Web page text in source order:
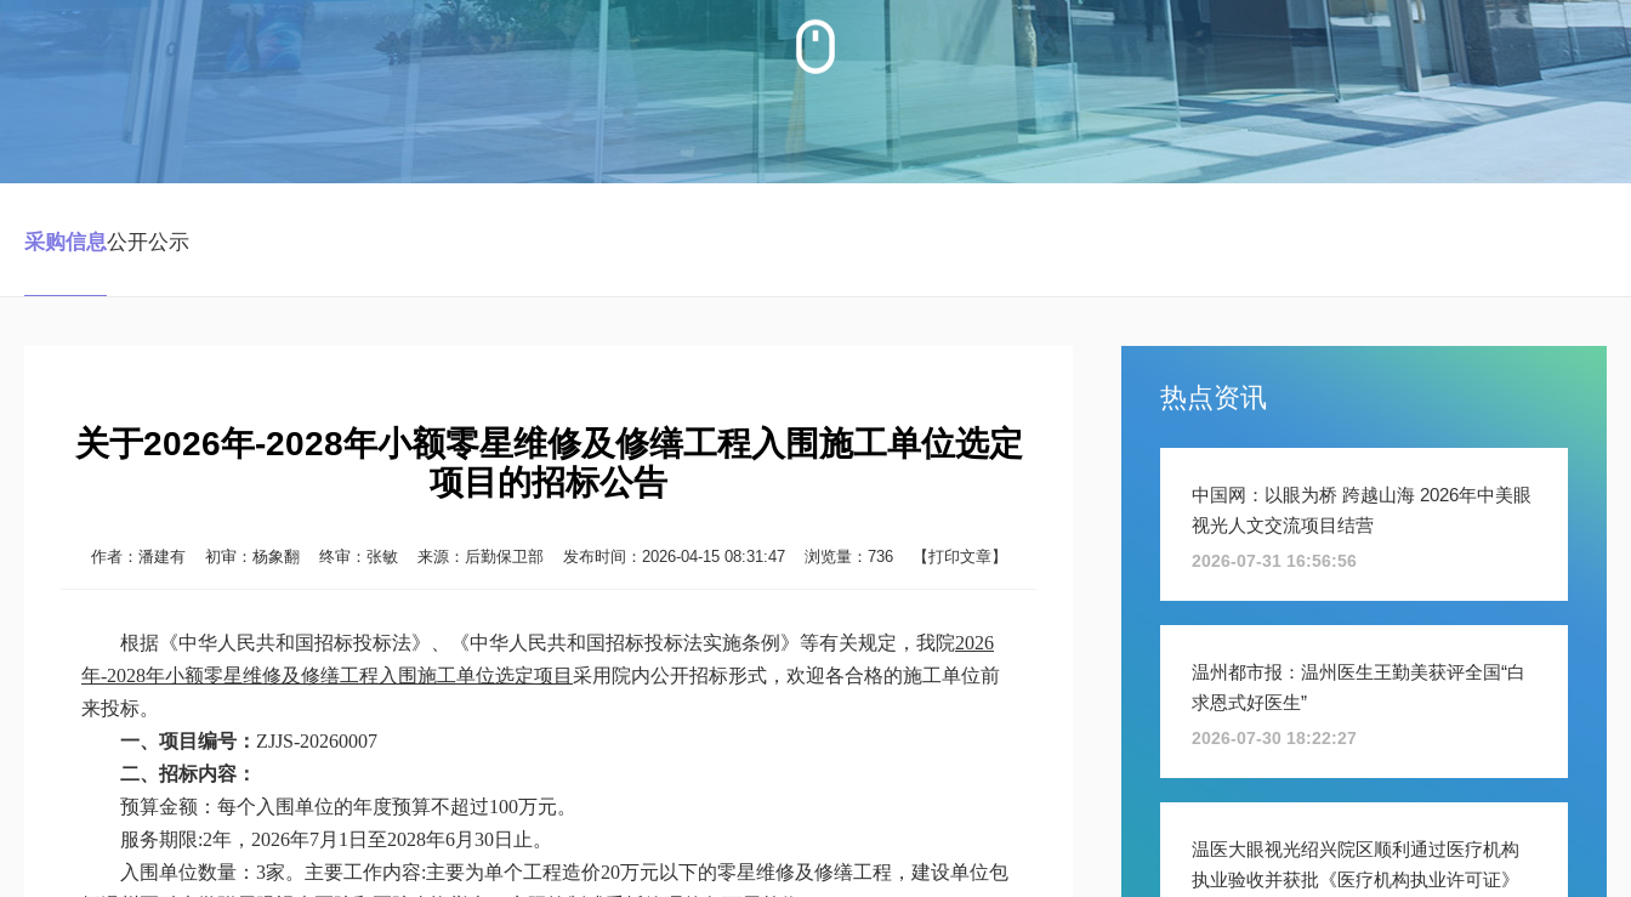
采购信息公开公示
关于2026年-2028年小额零星维修及修缮工程入围施工单位选定
项目的招标公告
作者：潘建有 初审：杨象翻 终审：张敏 来源：后勤保卫部 发布时间：2026-04-15 08:31:47 浏览量： 736 【打印文章】
根据《中华人民共和国招标投标法》 《中华人民共和国招标投标法实施条例》等有关规定，我院2026
年-2028年小额零星维修及修缮工程入围施工单位选定项目 采用院内公开招标形式，欢迎各合格的施工单位前
来投标。
一、 项目编号： ZJJS-20260007
二、 招标内容：
预算金额：每个入围单位的年度预算不超过100万元。
服务期限:2年，2026年7月1日 至2028年6月30日止 。
入围单位数量： 3家。主要工作内容:主要为单个工程造价20万元以下的零星维修及修缮工程，建设单位包
热点资讯
中国网：以眼为桥 跨越山海 2026年中美眼
视光人文交流项目结营
2026-07-31 16:56:56
温州都市报：温州医生王勤美获评全国“白
求恩式好医生”
2026-07-30 18:22:27
温医大眼视光绍兴院区顺利通过医疗机构
执业验收并获批《医疗机构执业许可证》